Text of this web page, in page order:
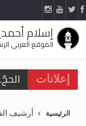
إسلام
الموقع العربي
إعلانات
الرئيسية أرشيف